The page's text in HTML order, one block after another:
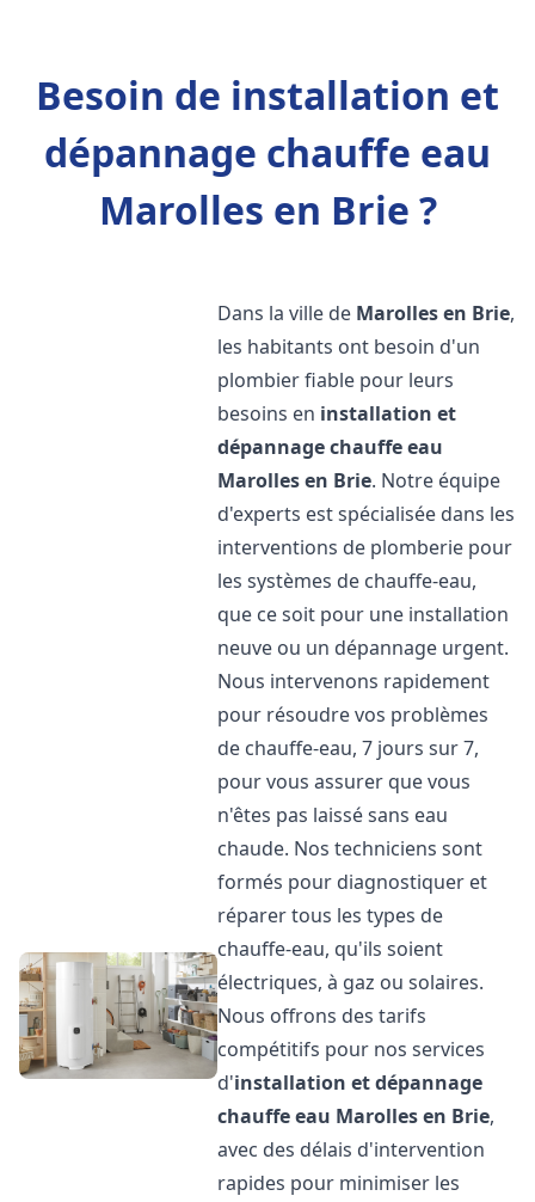
Besoin de installation et
dépannage chauffe eau
Marolles en Brie ?
Dans la ville de Marolles en Brie,
les habitants ont besoin d'un
plombier fiable pour leurs
besoins en installation et
dépannage chauffe eau
Marolles en Brie. Notre équipe
d'experts est spécialisée dans les
interventions de plomberie pour
les systèmes de chauffe-eau,
que ce soit pour une installation
neuve ou un dépannage urgent.
Nous intervenons rapidement
pour résoudre vos problèmes
de chauffe-eau, 7 jours sur 7,
pour vous assurer que vous
n'êtes pas laissé sans eau
chaude. Nos techniciens sont
formés pour diagnostiquer et
réparer tous les types de
chauffe-eau, qu'ils soient
électriques, à gaz ou solaires.
Nous offrons des tarifs
compétitifs pour nos services
d'installation et dépannage
chauffe eau Marolles en Brie,
avec des délais d'intervention
rapides pour minimiser les